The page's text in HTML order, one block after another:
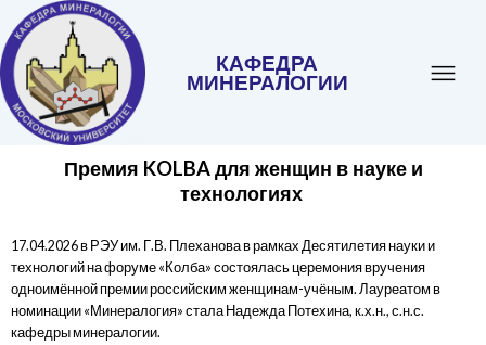
КАФЕДРА
МИНЕРАЛОГИИ
Премия KOLBA для женщин в науке и
технологиях.
17.04.2026 в РЭУ им. Г.В. Плеханова в рамках Десятилетия науки и
технологий на форуме «Колба» состоялась церемония вручения
одноимённой премии российским женщинам-учёным. Лауреатом в
номинации «Минералогия» стала Надежда Потехина, к.х.н., с.н.с.
кафедры минералогии.